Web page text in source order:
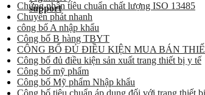
Chứng nhận tiêu chuẩn chất lượng ISO 13485
Chuyển phát nhanh
công bố A nhập khẩu
Công bố B hàng TBYT
CÔNG BỐ ĐỦ ĐIỀU KIỆN MUA BÁN
Công bố đủ điều kiện sản xuất trang thiết bị y tế
Công bố mỹ phẩm
Công bố Mỹ phẩm Nhập khẩu
Công bố tiêu chuẩn áp dụng đối với trang thiết